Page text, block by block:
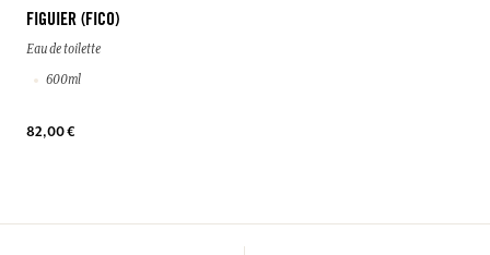
FIGUIER (FICO)
Eau de toilette
600ml
82,00 €